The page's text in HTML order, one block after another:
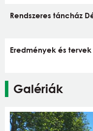
Rendszeres táncház
Eredmények és tervek
Galériák